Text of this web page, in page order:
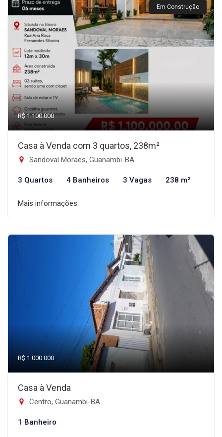
Em Construção
R$ 1.100.000
Casa à Venda com 3 quartos, 238m²
Sandoval Moraes, Guanambi-BA
3 Quartos 4 Banheiros 3 Vagas 238 m²
Mais informações
R$ 1.000.000
Casa à Venda
Centro, Guanambi-BA
1 Banheiro